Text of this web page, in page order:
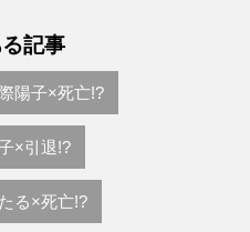
記事
陽子×死亡!?
×引退!?
る×死亡!?